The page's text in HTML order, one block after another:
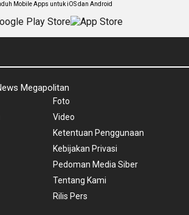
Mobile Apps untuk iOS dan Android
Megapolitan
Foto
Video
Ketentuan Penggunaan
Kebijakan Privasi
Pedoman Media Siber
Tentang Kami
Rilis Pers